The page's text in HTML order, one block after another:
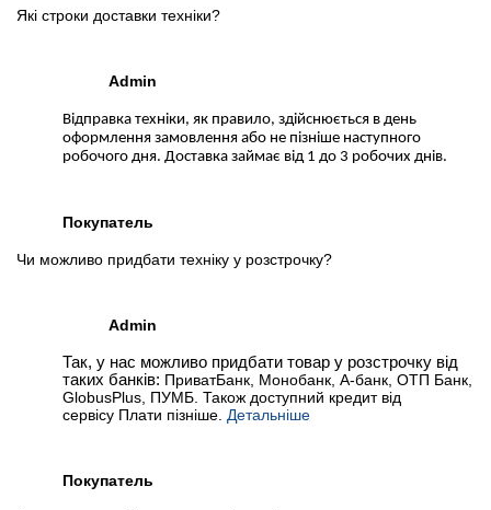
Які строки доставки техніки?
Admin
Відправка техніки, як правило, здійснюється в день
оформлення замовлення або не пізніше наступного
робочого дня. Доставка займає від 1 до 3 робочих днів.
Покупатель
Чи можливо придбати техніку у розстрочку?
Admin
Так, у нас можливо придбати товар у розстрочку від
таких банків: ПриватБанк, Монобанк, А-банк, ОТП Банк,
GlobusPlus, ПУМБ. Також доступний кредит від
сервісу Плати пізніше. Детальніше
Покупатель